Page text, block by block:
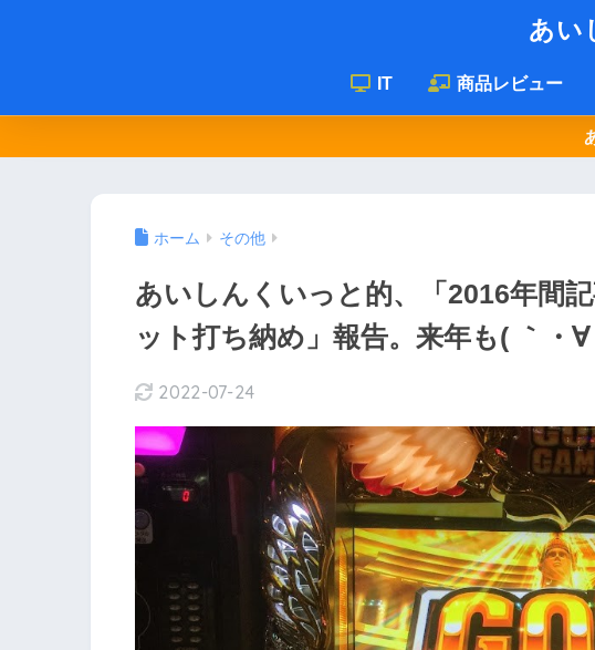
あい
IT 商品レビュー
ホーム その他
あいしんくいっと的、「2016年間
ット打ち納め」報告。来年も( ｀・∀
2022-07-24